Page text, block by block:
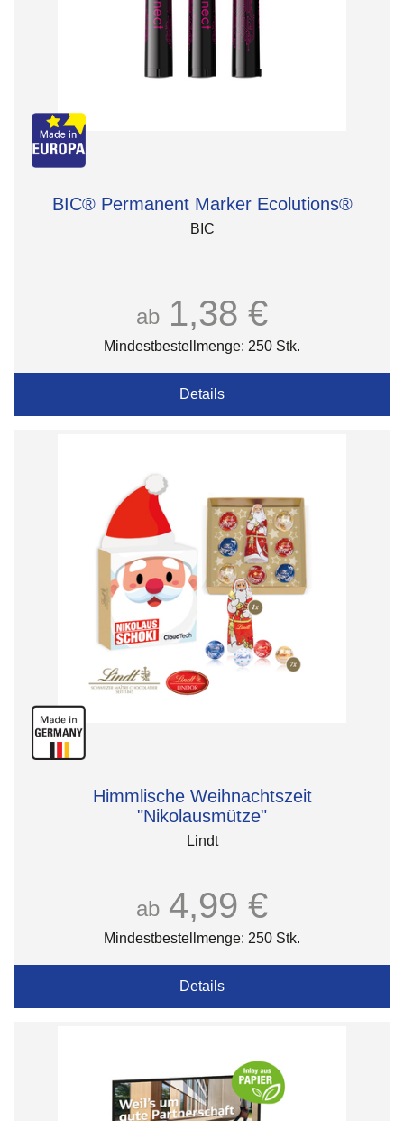
BIC® Permanent Marker Ecolutions®
BIC
ab 1,38 €
Mindestbestellmenge: 250 Stk.
Details
Himmlische Weihnachtszeit
"Nikolausmütze"
Lindt
ab 4,99 €
Mindestbestellmenge: 250 Stk.
Details